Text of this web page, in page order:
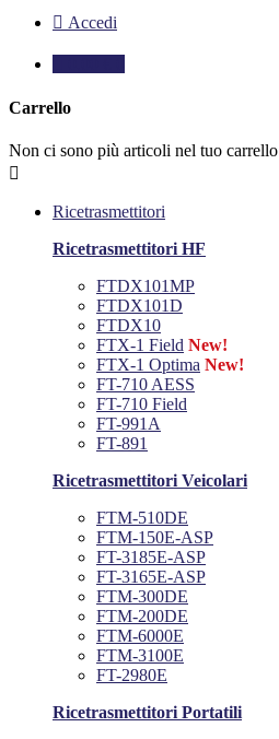
 Accedi
Carrello
Non ci sono più articoli nel tuo carrello

Ricetrasmettitori
Ricetrasmettitori HF
FTDX101MP
FTDX101D
FTDX10
FTX-1 Field New!
FTX-1 Optima New!
FT-710 AESS
FT-710 Field
FT-991A
FT-891
Ricetrasmettitori Veicolari
FTM-510DE
FTM-150E-ASP
FT-3185E-ASP
FT-3165E-ASP
FTM-300DE
FTM-200DE
FTM-6000E
FTM-3100E
FT-2980E
Ricetrasmettitori Portatili